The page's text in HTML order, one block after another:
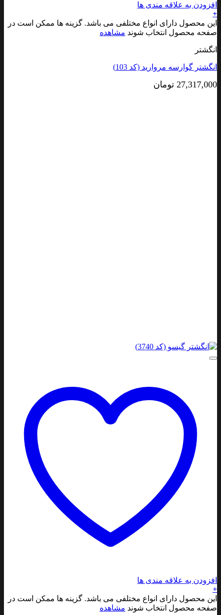
افزودن به علاقه مندی ها
+
این محصول دارای انواع مختلفی می باشد. گزینه ها ممکن است در
صفحه محصول انتخاب شوند مشاهده
انگشتر
انگشتر گوارسه مروارید (کد 103)
27,317,000 تومان
افزودن به علاقه مندی ها
+
این محصول دارای انواع مختلفی می باشد. گزینه ها ممکن است در
صفحه محصول انتخاب شوند مشاهده